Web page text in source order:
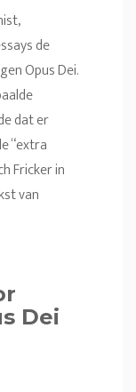
de
Opus Dei.
dat er
“extra
Fricker in
van
Dei